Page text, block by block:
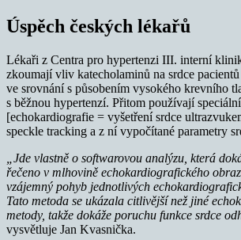
Úspěch českých lékařů
Lékaři z Centra pro hypertenzi III. interní
zkoumají vliv katecholaminů na srdce
ve srovnání s působením vysokého krevního
s běžnou hypertenzí. Přitom používají
[echokardiografie = vyšetření srdce
speckle tracking a z ní vypočítané parametry
„Jde vlastně o softwarovou analýzu, která
řečeno v mlhovině echokardiografického
vzájemný pohyb jednotlivých
Tato metoda se ukázala citlivější než jiné
metody, takže dokáže poruchu funkce srdce
vysvětluje Jan Kvasnička.